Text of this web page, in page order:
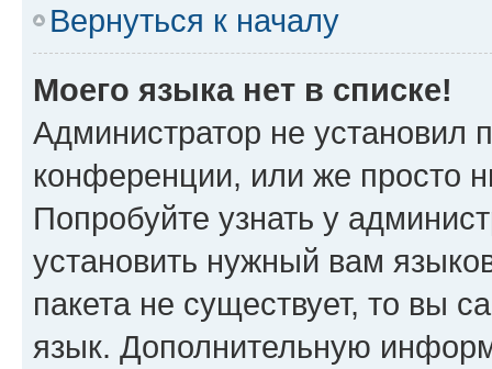
Вернуться к началу
Моего языка нет в списке!
Администратор не установил
конференции, или же просто
Попробуйте узнать у
установить нужный вам
пакета не существует, то вы
язык. Дополнительную